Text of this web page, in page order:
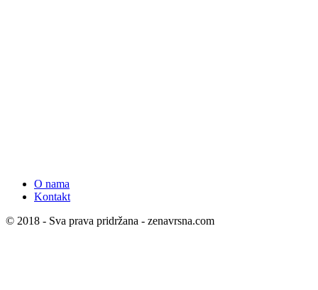
O nama
Kontakt
© 2018 - Sva prava pridržana - zenavrsna.com